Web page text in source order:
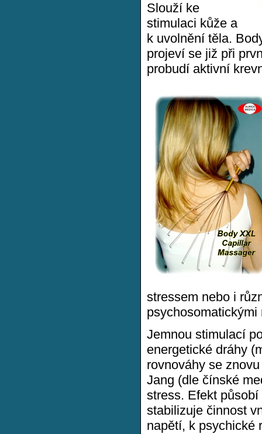
Slouží ke
stimulaci kůže a
k uvolnění těla.
projeví se již při
probudí aktivní
stressem nebo i
psychosomatickými
Jemnou stimulací
energetické dráhy
rovnováhy se
Jang (dle čínské
stress. Efekt
stabilizuje činnost
napětí, k psychické